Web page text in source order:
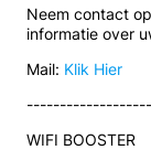
Neem contact
informatie over
Mail: Klik Hier
WIFI BOOSTER